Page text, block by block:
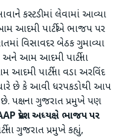
કસ્ટડીમાં લેવામાં આવ્યા
આદમી પાર્ટીએ ભાજપ પર
વિસાવદર બેઠક ગુમાવ્યા
આમ આદમી પાર્ટીના
આદમી પાર્ટીના વડા અરવિંદ
છે કે આવી ધરપકડોથી આપ
પક્ષના ગુજરાત પ્રમુખે પણ
પ્રદેશ અધ્યક્ષે ભાજપ પર
ગુજરાત પ્રમુખે કહ્યું,